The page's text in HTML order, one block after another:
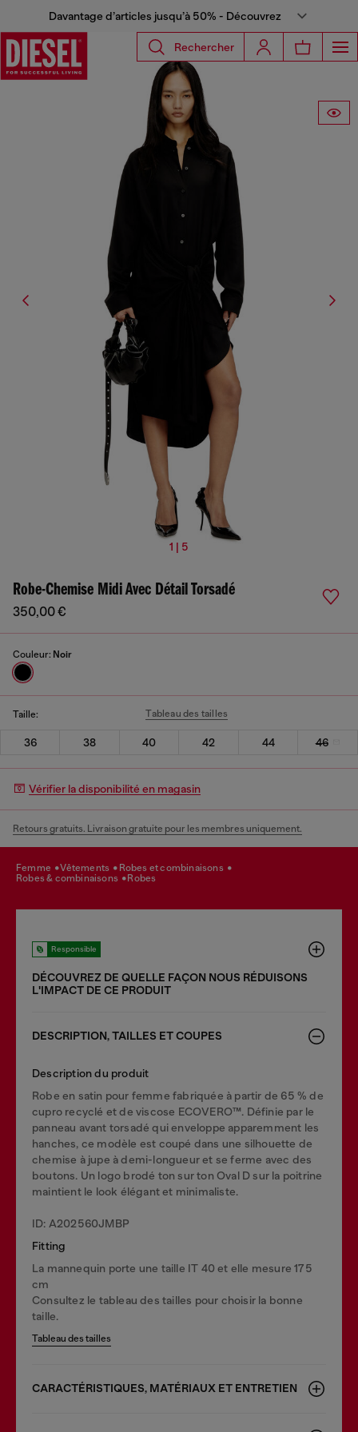
Davantage d’articles jusqu’à 50% - Découvrez
Rechercher
1 | 5
Robe-Chemise Midi Avec Détail Torsadé
350,00 €
Couleur: Noir
Taille: Tableau des tailles
36 38 40 42 44 46
Vérifier la disponibilité en magasin
Retours gratuits. Livraison gratuite pour les membres uniquement.
femme vêtements
robes et combinaisons
robes & combinaisons
robes
Responsible
DÉCOUVREZ DE QUELLE FAÇON NOUS RÉDUISONS
LʹIMPACT DE CE PRODUIT
DESCRIPTION, TAILLES ET COUPES
Description du produit
Robe en satin pour femme fabriquée à partir de 65 % de
cupro recyclé et de viscose ECOVERO™. Définie par le
panneau avant torsadé qui enveloppe apparemment les
hanches, ce modèle est coupé dans une silhouette de
chemise à jupe à demi-longueur et se ferme avec des
boutons. Un logo brodé ton sur ton Oval D sur la poitrine
maintient le look élégant et minimaliste.
ID: A202560JMBP
Fitting
La mannequin porte une taille IT 40 et elle mesure 175
cm
Consultez le tableau des tailles pour choisir la bonne
taille.
Tableau des tailles
CARACTÉRISTIQUES, MATÉRIAUX ET ENTRETIEN